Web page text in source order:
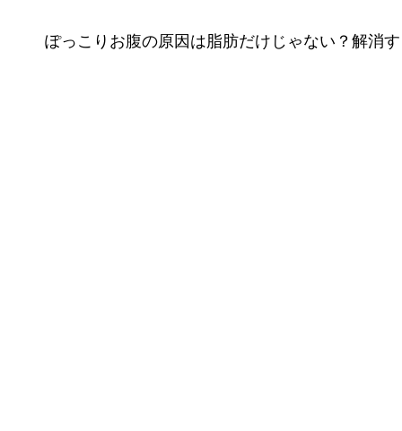
ぽっこりお腹の原因は脂肪だけじゃない？解消